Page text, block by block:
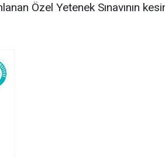
Özel Yetenek Sınavının